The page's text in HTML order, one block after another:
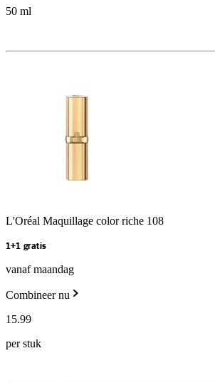
50 ml
L'Oréal Maquillage color riche 108
1+1 gratis
vanaf maandag
Combineer nu
15.99
per stuk